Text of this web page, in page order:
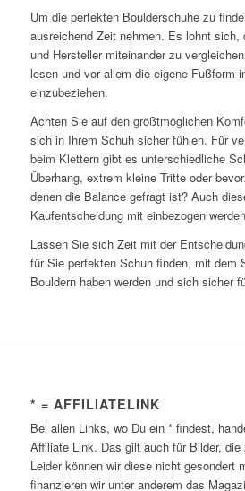
Um die perfekten Boulderschuhe zu
ausreichend Zeit nehmen. Es lohnt sich,
und Hersteller miteinander zu
lesen und vor allem die eigene Fußform
einzubeziehen.
Achten Sie auf den größtmöglichen
sich in Ihrem Schuh sicher fühlen. Für
beim Klettern gibt es unterschiedliche
Überhang, extrem kleine Tritte oder
denen die Balance gefragt ist? Auch
Kaufentscheidung mit einbezogen
Lassen Sie sich Zeit mit der
für Sie perfekten Schuh finden, mit dem
Bouldern haben werden und sich sicher
* = AFFILIATELINK
Bei allen Links, wo Du ein * findest,
Affiliate Link. Das gilt auch für Bilder,
Leider können wir diese nicht gesondert
finanzieren wir unter anderem das